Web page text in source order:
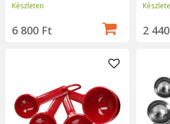
Készleten
6 800 Ft 2